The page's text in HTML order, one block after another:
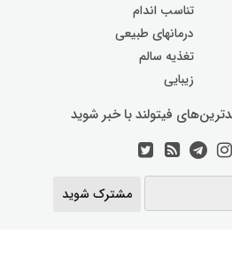
تناسب اندام
درمانهای طبیعی
تغذیه سالم
زیبایی
فیتولند با خبر شوید
مشترک شوید